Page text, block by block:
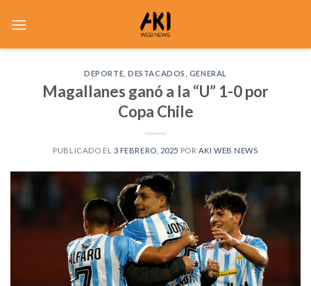
DEPORTE ,DESTACADOS GENERAL
Magallanes ganó a la “U” 1-0 por
Copa Chile
PUBLICADO EL 3 FEBRERO, 2025 POR AKI WEB NEWS